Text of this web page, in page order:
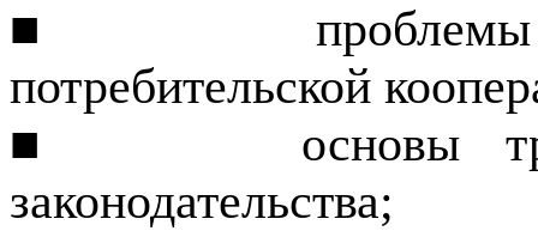
■
потребительской
■
основы
законодательства;